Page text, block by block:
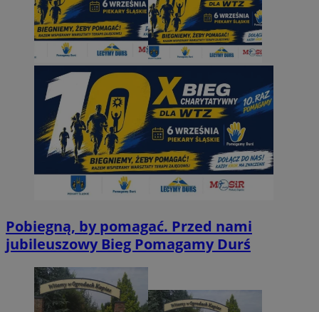
Pobiegną, by pomagać. Przed nami
jubileuszowy Bieg Pomagamy Durś